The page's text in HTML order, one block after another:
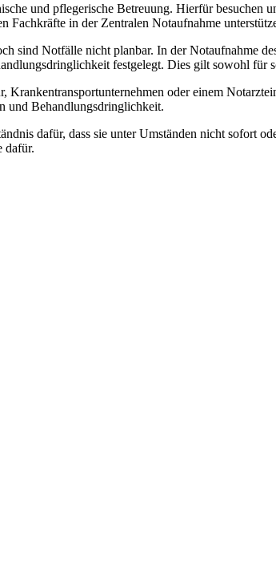
und pflegerische Betreuung. Hierfür besuchen
Fachkräfte in der Zentralen Notaufnahme
sind Notfälle nicht planbar. In der Notaufnahme
festgelegt. Dies gilt sowohl für
oder einem
und Behandlungsdringlichkeit.
dafür, dass sie unter Umständen nicht sofort
dafür.